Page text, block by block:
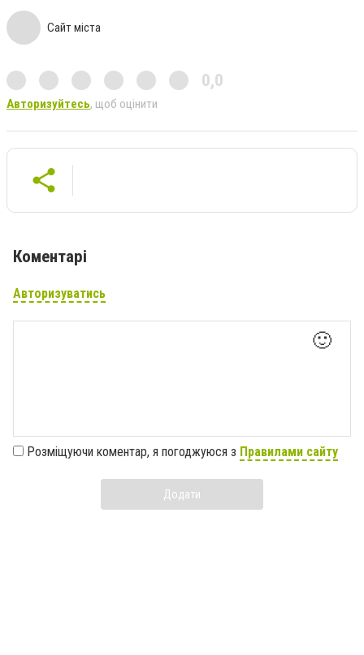
Сайт міста
0,0
Авторизуйтесь, щоб оцінити
Коментарі
Авторизуватись
🙂
Розміщуючи коментар, я погоджуюся з Правилами сайту
Додати